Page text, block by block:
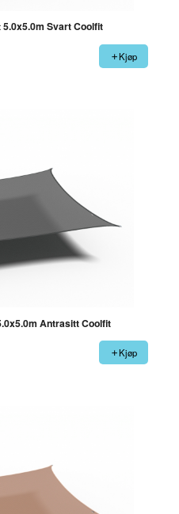
Svart Coolfit
Kjøp
Antrasitt Coolfit
Kjøp